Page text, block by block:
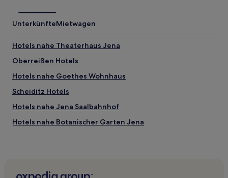
UnterkünfteMietwagen
Hotels nahe Theaterhaus Jena
Oberreißen Hotels
Hotels nahe Goethes Wohnhaus
Scheiditz Hotels
Hotels nahe Jena Saalbahnhof
Hotels nahe Botanischer Garten Jena